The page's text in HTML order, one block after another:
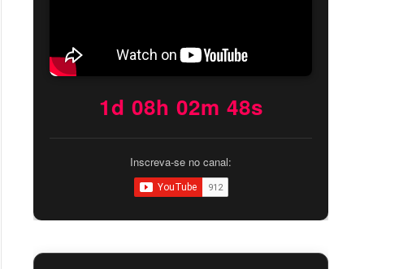
1d 08h 02m 47s
Inscreva-se no canal: